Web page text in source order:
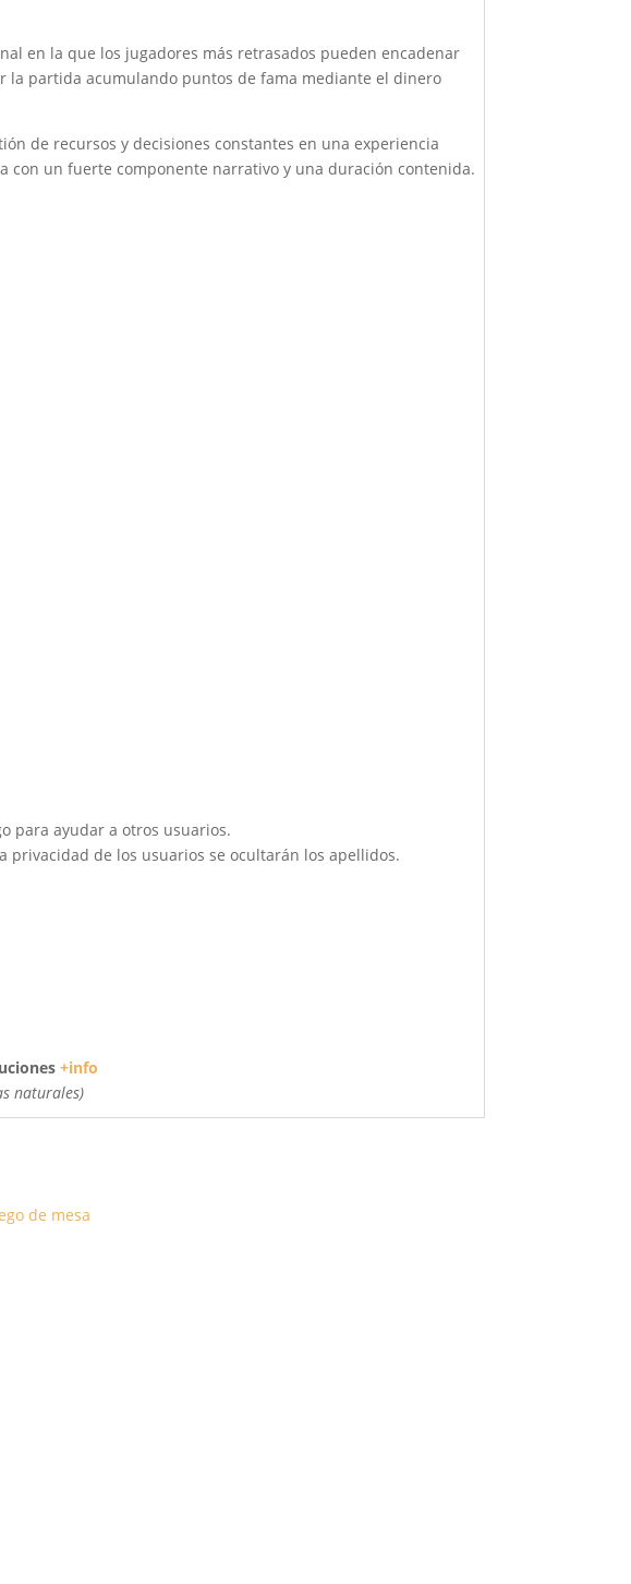
en la que los jugadores más retrasados pueden encadenar
la partida acumulando puntos de fama mediante el dinero
de recursos y decisiones constantes en una experiencia
un fuerte componente narrativo y una duración contenida.
para ayudar a otros usuarios.
privacidad de los usuarios se ocultarán los apellidos.
+info
naturales)